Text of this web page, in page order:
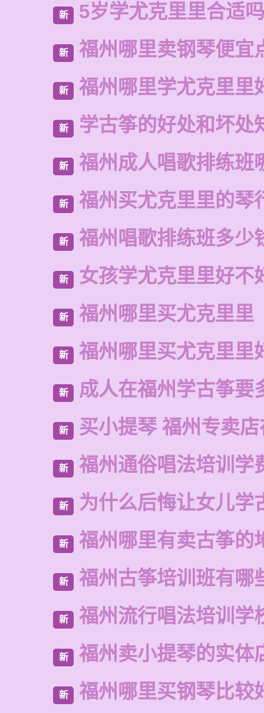
新 5岁学尤克里里合适吗
新 福州哪里卖钢琴便宜
新 福州哪里学尤克里里
新 学古筝的好处和坏处
新 福州成人唱歌排练班
新 福州买尤克里里的琴
新 福州唱歌排练班多少
新 女孩学尤克里里好不
新 福州哪里买尤克里里
新 福州哪里买尤克里里
新 成人在福州学古筝要
新 买小提琴 福州专卖
新 福州通俗唱法培训学
新 为什么后悔让女儿学
新 福州哪里有卖古筝的
新 福州古筝培训班有哪
新 福州流行唱法培训学
新 福州卖小提琴的实体
新 福州哪里买钢琴比较